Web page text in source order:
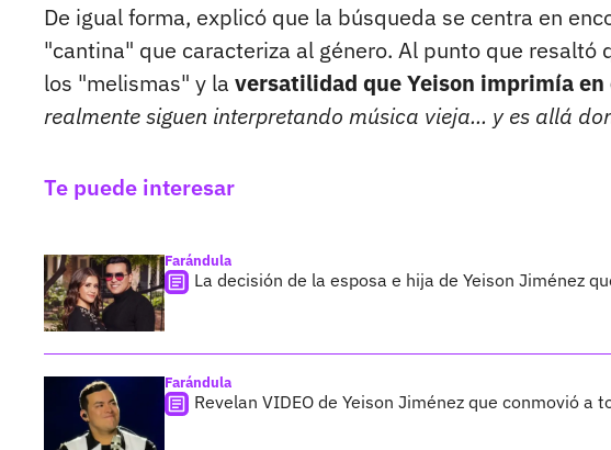
De igual forma, explicó que la búsqueda se centra en
"cantina" que caracteriza al género. Al punto que resaltó
los "melismas" y la versatilidad que Yeison imprimía en
realmente siguen interpretando música vieja... y es allá
Te puede interesar
Farándula
La decisión de la esposa e hija de Yeison Jiménez
Farándula
Revelan VIDEO de Yeison Jiménez que conmovió a